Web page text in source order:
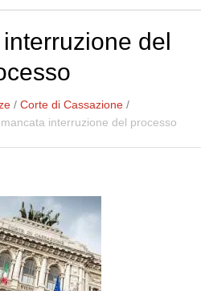
del
/Corte di Cassazione /
interruzione del processo